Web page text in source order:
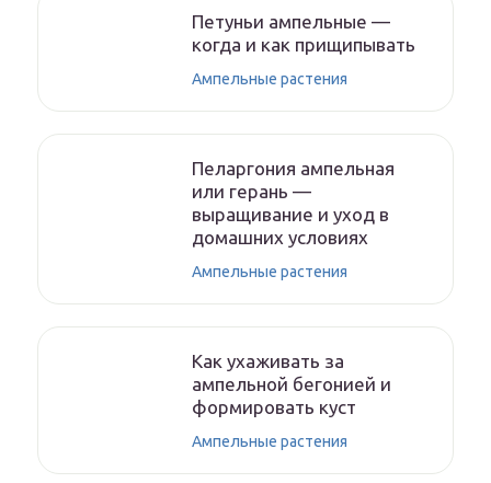
Петуньи ампельные —
когда и как прищипывать
Ампельные растения
Пеларгония ампельная
или герань —
выращивание и уход в
домашних условиях
Ампельные растения
Как ухаживать за
ампельной бегонией и
формировать куст
Ампельные растения